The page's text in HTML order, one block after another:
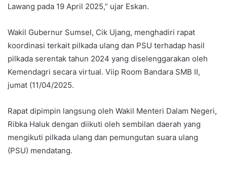
Lawang pada 19 April 2025,” ujar Eskan.
Wakil Gubernur Sumsel, Cik Ujang, menghadiri rapat
koordinasi terkait pilkada ulang dan PSU terhadap hasil
pilkada serentak tahun 2024 yang diselenggarakan oleh
Kemendagri secara virtual. Viip Room Bandara SMB II,
jumat (11/04/2025.
Rapat dipimpin langsung oleh Wakil Menteri Dalam Negeri,
Ribka Haluk dengan diikuti oleh sembilan daerah yang
mengikuti pilkada ulang dan pemungutan suara ulang
(PSU) mendatang.